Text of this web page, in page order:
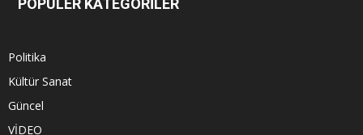
Politika
Kültür Sanat
Güncel
VİDEO